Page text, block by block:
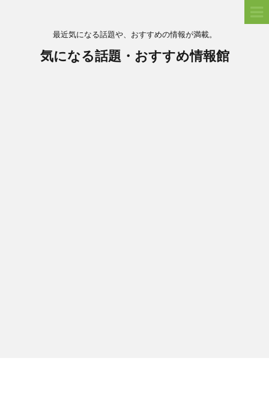
最近気になる話題や、おすすめの情報が満載。
気になる話題・おすすめ情報館